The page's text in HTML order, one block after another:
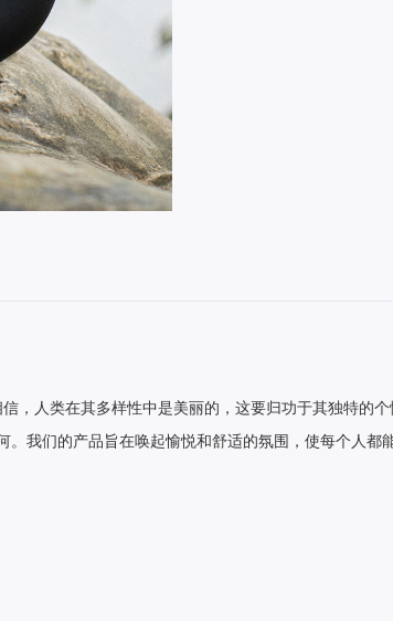
，人类在其多样性中是美丽的，这要归功于其独特的
我们的产品旨在唤起愉悦和舒适的氛围，使每个人都